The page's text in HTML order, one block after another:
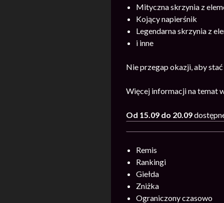
Mityczna skrzynia z
Kojący napierśnik
Legendarna skrzynia z
i inne
Nie przegap okazji, aby
Więcej informacji na temat
Od 15.09 do 20.09
Remis
Rankingi
Giełda
Zniżka
Ograniczony czasowo